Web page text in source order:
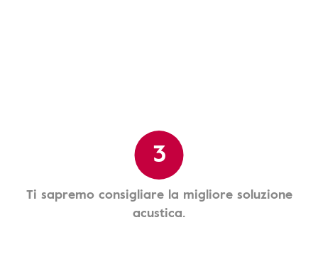
3
Ti sapremo consigliare la migliore soluzione
acustica.